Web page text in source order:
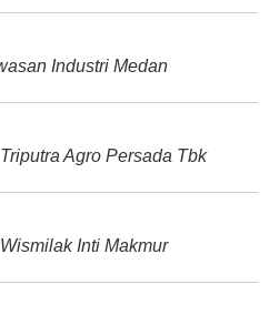
Industri Medan
Agro Persada Tbk
Inti Makmur